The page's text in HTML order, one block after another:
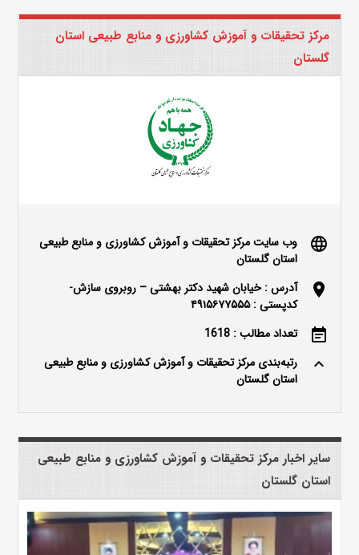
مرکز تحقیقات و آموزش کشاورزی و منابع طبیعی استان
گلستان
language
وب سایت مرکز تحقیقات و آموزش کشاورزی و منابع طبیعی
استان گلستان
location_on
آدرس : خیابان شهید دکتر بهشتی – روبروی سازش-
کدپستی : ۴۹۱۵۶۷۷۵۵۵
event_note تعداد مطالب : 1618
keyboard_arrow_up
رتبه‌بندی مرکز تحقیقات و آموزش کشاورزی و منابع طبیعی
استان گلستان
سایر اخبار مرکز تحقیقات و آموزش کشاورزی و منابع طبیعی
استان گلستان